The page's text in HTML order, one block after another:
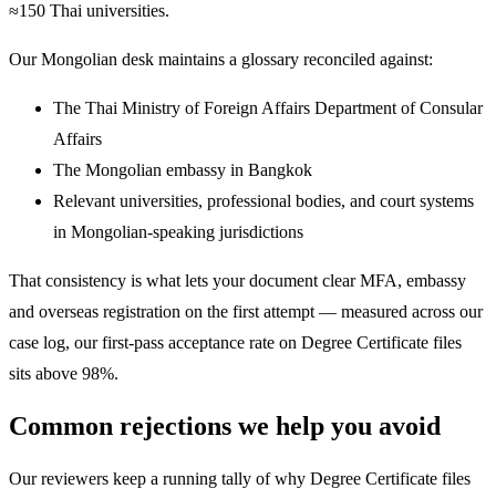
≈150 Thai universities.
Our Mongolian desk maintains a glossary reconciled against:
The Thai Ministry of Foreign Affairs Department of Consular
Affairs
The Mongolian embassy in Bangkok
Relevant universities, professional bodies, and court systems
in Mongolian-speaking jurisdictions
That consistency is what lets your document clear MFA, embassy
and overseas registration on the first attempt — measured across our
case log, our first-pass acceptance rate on Degree Certificate files
sits above 98%.
Common rejections we help you avoid
Our reviewers keep a running tally of why Degree Certificate files